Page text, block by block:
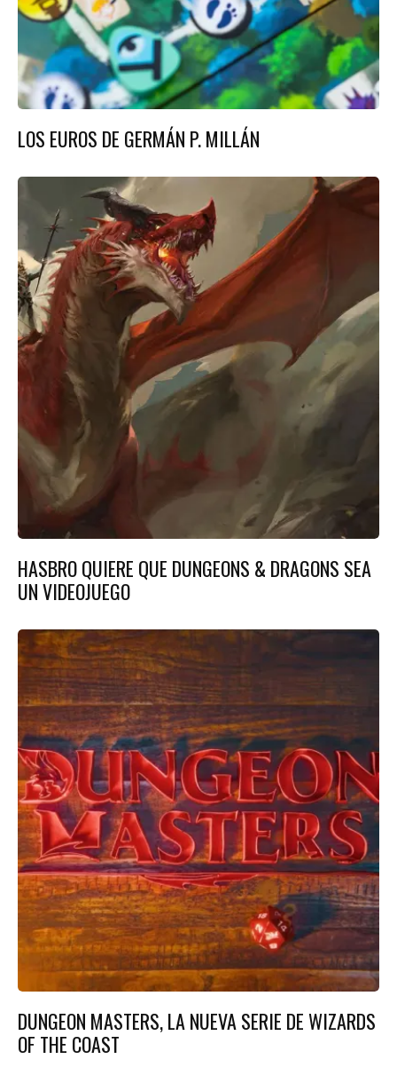
LOS EUROS DE GERMÁN P. MILLÁN
HASBRO QUIERE QUE DUNGEONS & DRAGONS SEA
UN VIDEOJUEGO
DUNGEON MASTERS, LA NUEVA SERIE DE WIZARDS
OF THE COAST